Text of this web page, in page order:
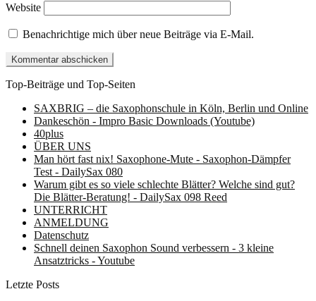
Website
Benachrichtige mich über neue Beiträge via E-Mail.
Top-Beiträge und Top-Seiten
SAXBRIG – die Saxophonschule in Köln, Berlin und Online
Dankeschön - Impro Basic Downloads (Youtube)
40plus
ÜBER UNS
Man hört fast nix! Saxophone-Mute - Saxophon-Dämpfer
Test - DailySax 080
Warum gibt es so viele schlechte Blätter? Welche sind gut?
Die Blätter-Beratung! - DailySax 098 Reed
UNTERRICHT
ANMELDUNG
Datenschutz
Schnell deinen Saxophon Sound verbessern - 3 kleine
Ansatztricks - Youtube
Letzte Posts